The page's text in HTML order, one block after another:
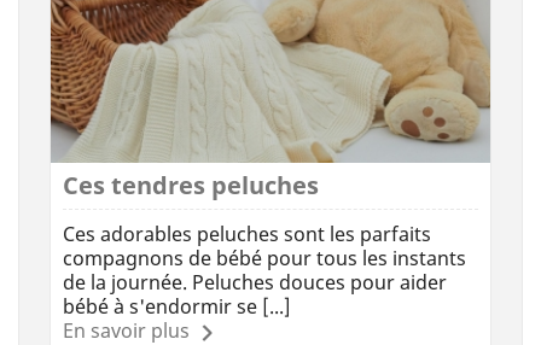
Ces tendres peluches
Ces adorables peluches sont les parfaits
compagnons de bébé pour tous les instants
de la journée. Peluches douces pour aider
bébé à s'endormir se [...]
En savoir plus